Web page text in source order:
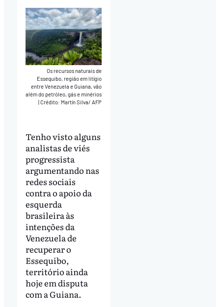
Os recursos naturais de
Essequibo, região em litígio
entre Venezuela e Guiana, vão
além do petróleo, gás e minérios
|Crédito: Martín Silva/ AFP
Tenho visto alguns
analistas de viés
progressista
argumentando nas
redes sociais
contra o apoio da
esquerda
brasileira às
intenções da
Venezuela de
recuperar o
Essequibo,
território ainda
hoje em disputa
com a Guiana.